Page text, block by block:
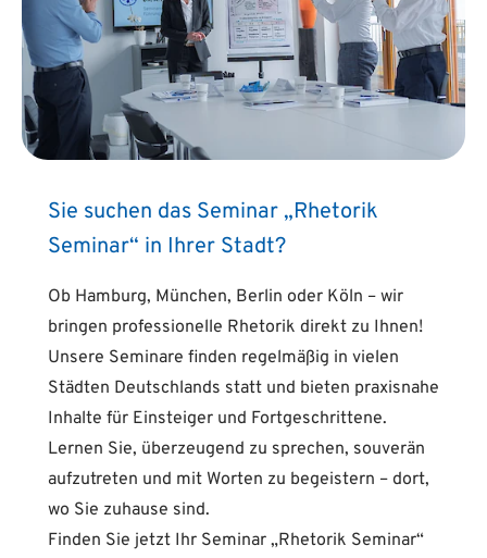
Sie suchen das Seminar „Rhetorik
Seminar“ in Ihrer Stadt?
Ob Hamburg, München, Berlin oder Köln – wir
bringen professionelle Rhetorik direkt zu Ihnen!
Unsere Seminare finden regelmäßig in vielen
Städten Deutschlands statt und bieten praxisnahe
Inhalte für Einsteiger und Fortgeschrittene.
Lernen Sie, überzeugend zu sprechen, souverän
aufzutreten und mit Worten zu begeistern – dort,
wo Sie zuhause sind.
Finden Sie jetzt Ihr Seminar „Rhetorik Seminar“